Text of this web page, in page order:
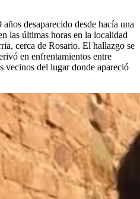
desaparecido desde hacía una
las últimas horas en la localidad
cerca de Rosario. El hallazgo se
en enfrentamientos entre
vecinos del lugar donde apareció